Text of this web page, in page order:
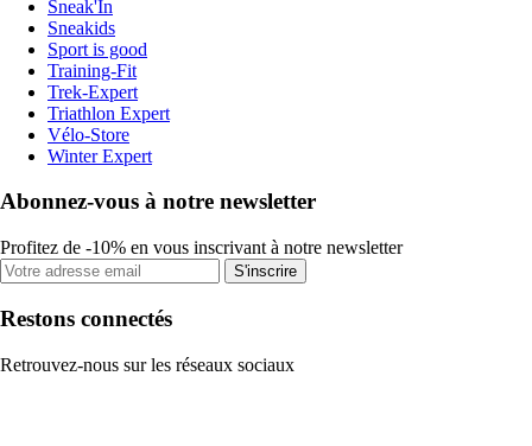
Sneak'In
Sneakids
Sport is good
Training-Fit
Trek-Expert
Triathlon Expert
Vélo-Store
Winter Expert
Abonnez-vous à notre newsletter
Profitez de -10% en vous inscrivant à notre newsletter
S'inscrire
Restons connectés
Retrouvez-nous sur les réseaux sociaux